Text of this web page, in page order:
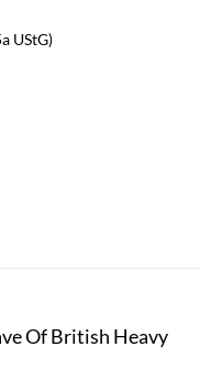
UStG)
Of British Heavy